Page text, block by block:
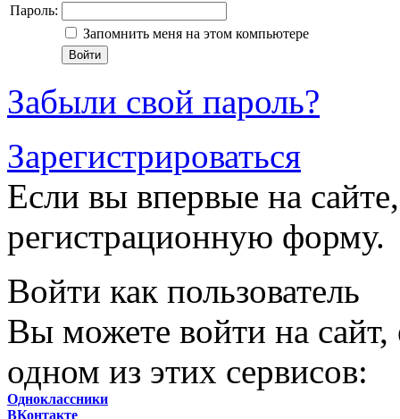
Пароль:
Запомнить меня на этом компьютере
Забыли свой пароль?
Зарегистрироваться
Если вы впервые на
регистрационную форму.
Войти как пользователь
Вы можете войти на сайт,
одном из этих сервисов:
Одноклассники
ВКонтакте